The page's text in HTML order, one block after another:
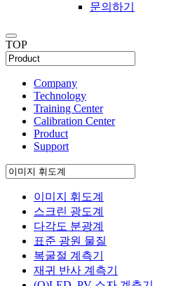
문의하기
TOP
Company
Technology
Training Center
Calibration Center
Product
Support
이미지 휘도계
스크린 광도계
다각도 분광계
표준 광원 물질
복굴절 계측기
재귀 반사 계측기